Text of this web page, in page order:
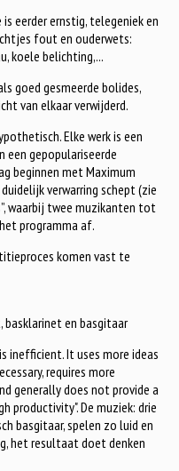
eerder ernstig, telegeniek en
fout en ouderwets:
koele belichting,...
goed gesmeerde bolides,
van elkaar verwijderd.
Elke werk is een
een gepopulariseerde
beginnen met Maximum
verwarring schept (zie
waarbij twee muzikanten tot
programma af.
komen vast te
basklarinet en basgitaar
inefficient. It uses more ideas
requires more
generally does not provide a
productivity". De muziek: drie
basgitaar, spelen zo luid en
het resultaat doet denken